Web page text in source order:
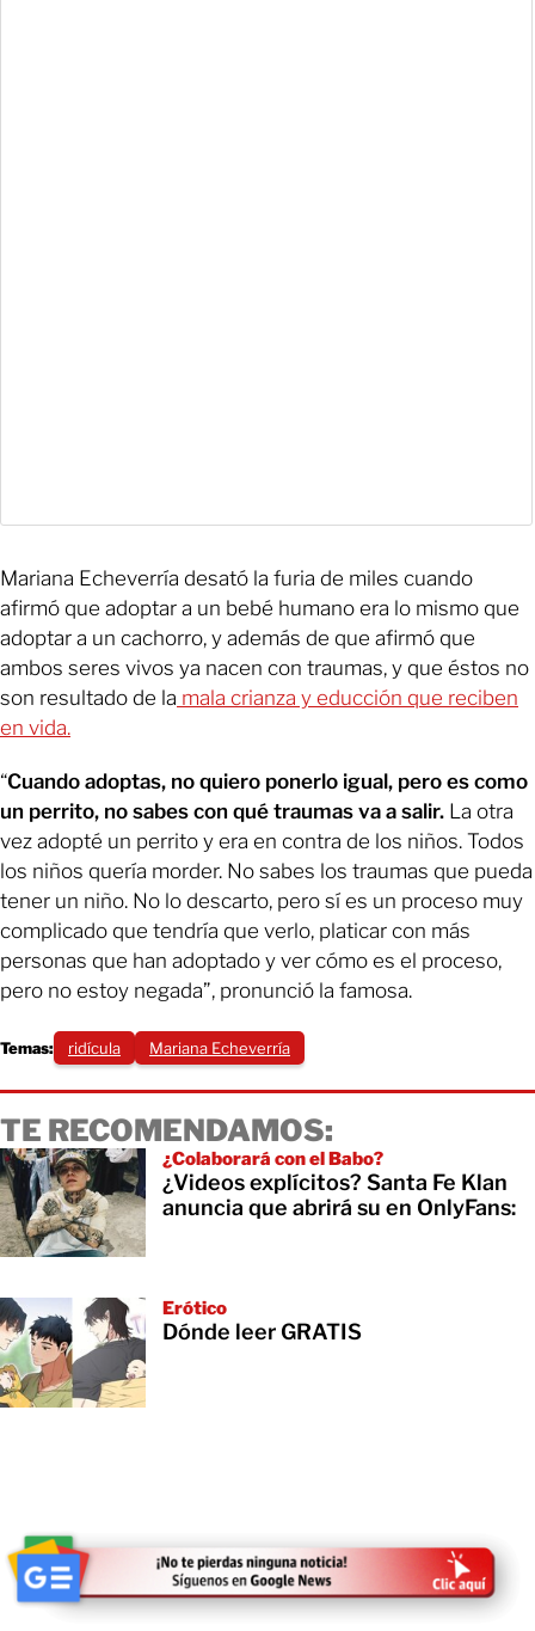
Mariana Echeverría desató la furia de miles cuando
afirmó que adoptar a un bebé humano era lo mismo que
adoptar a un cachorro, y además de que afirmó que
ambos seres vivos ya nacen con traumas, y que éstos no
son resultado de la mala crianza y educción que reciben
en vida.
“Cuando adoptas, no quiero ponerlo igual, pero es como
un perrito, no sabes con qué traumas va a salir. La otra
vez adopté un perrito y era en contra de los niños. Todos
los niños quería morder. No sabes los traumas que pueda
tener un niño. No lo descarto, pero sí es un proceso muy
complicado que tendría que verlo, platicar con más
personas que han adoptado y ver cómo es el proceso,
pero no estoy negada”, pronunció la famosa.
Temas: ridícula Mariana Echeverría
TE RECOMENDAMOS:
¿Colaborará con el Babo?
¿Videos explícitos? Santa Fe Klan
anuncia que abrirá su en OnlyFans:
Erótico
Dónde leer GRATIS